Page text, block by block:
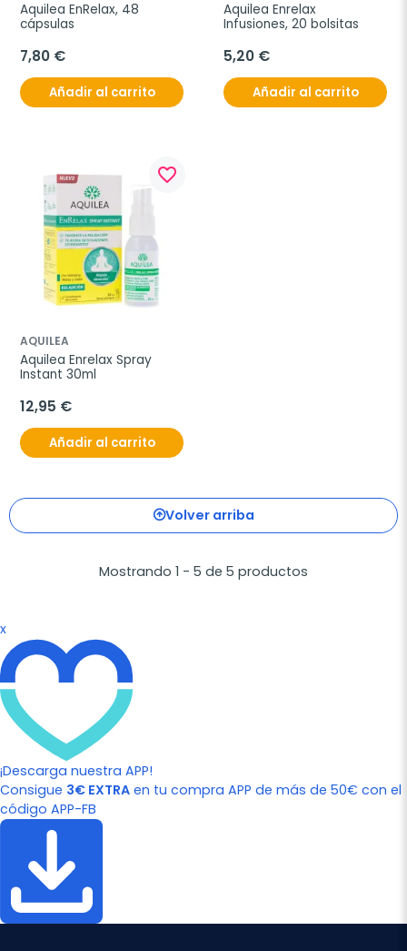
Aquilea EnRelax, 48
cápsulas
7,80 €
Añadir al carrito
Aquilea Enrelax
Infusiones, 20 bolsitas
5,20 €
Añadir al carrito
favorite_border
AQUILEA
Aquilea Enrelax Spray
Instant 30ml
12,95 €
Añadir al carrito
Volver arriba
Mostrando 1 - 5 de 5 productos
x
¡Descarga nuestra APP!
Consigue 3€ EXTRA en tu compra APP de más de 50€ con el
código APP-FB